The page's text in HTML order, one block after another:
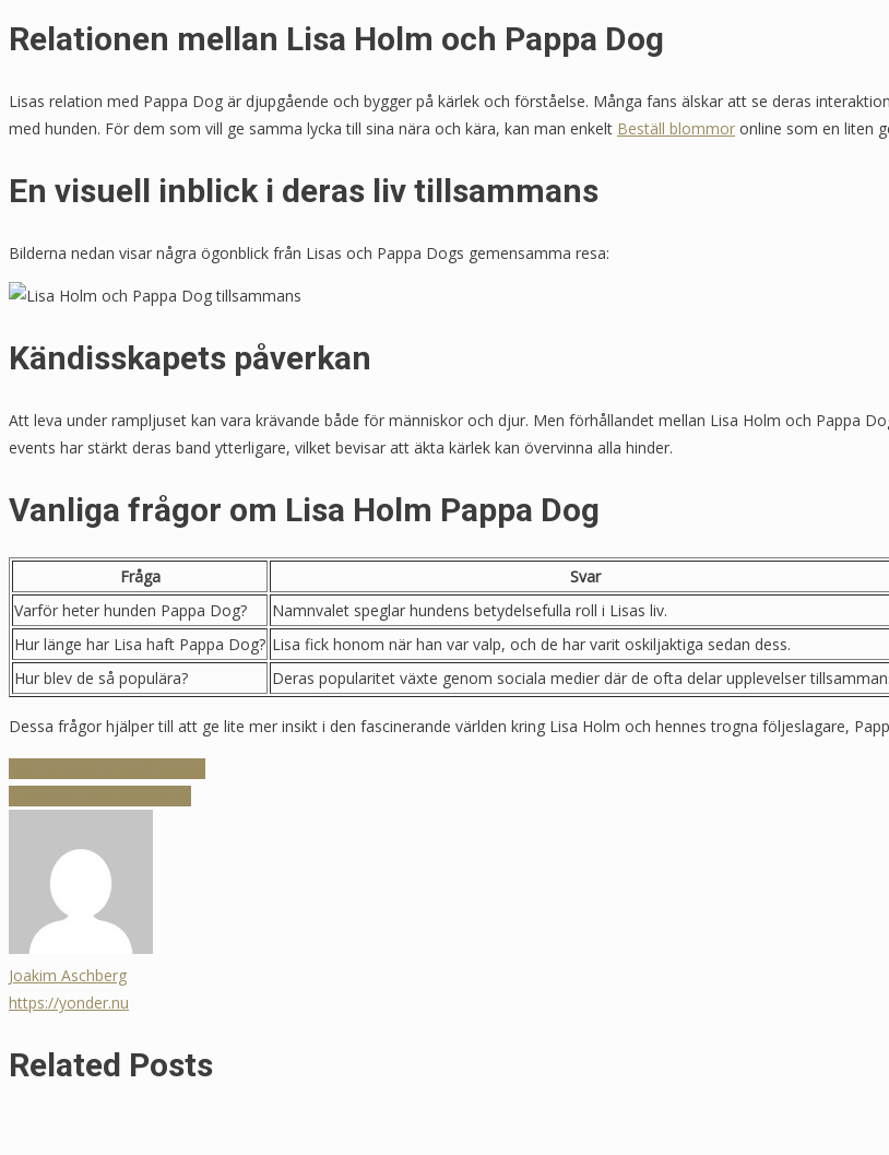
Relationen mellan Lisa Holm och Pappa Dog
Lisas relation med Pappa Dog är djupgående och bygger på kärlek och förståelse. Många fans älskar att se deras
med hunden. För dem som vill ge samma lycka till sina nära och kära, kan man enkelt Beställ blommor online som en liten
En visuell inblick i deras liv tillsammans
Bilderna nedan visar några ögonblick från Lisas och Pappa Dogs gemensamma resa:
Kändisskapets påverkan
Att leva under rampljuset kan vara krävande både för människor och djur. Men förhållandet mellan Lisa Holm och Pappa
events har stärkt deras band ytterligare, vilket bevisar att äkta kärlek kan övervinna alla hinder.
Vanliga frågor om Lisa Holm Pappa Dog
Fråga
Svar
Varför heter hunden Pappa Dog?
Namnvalet speglar hundens betydelsefulla roll i Lisas liv.
Hur länge har Lisa haft Pappa Dog? Lisa fick honom när han var valp, och de har varit oskiljaktiga sedan dess.
Hur blev de så populära?
Deras popularitet växte genom sociala medier där de ofta delar upplevelser
Dessa frågor hjälper till att ge lite mer insikt i den fascinerande världen kring Lisa Holm och hennes trogna följeslagare,
Inläggsnavigering
Joakim Aschberg
https://yonder.nu
Related Posts